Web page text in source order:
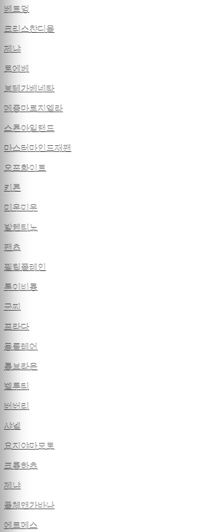
베트멍
크리스챤디올
제냐
로에베
보테가베네타
메종마르지엘라
스톤아일랜드
마스터마인드재팬
오프화이트
키톤
미우미우
발렌티노
팬츠
필립플레인
루이비통
구찌
프라다
몽클레어
톰브라운
벨루티
버버리
샤넬
요지야마모토
크롬하츠
제냐
돌체앤가바나
에르메스